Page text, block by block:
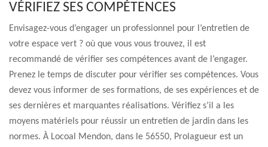
VÉRIFIEZ SES COMPÉTENCES
Envisagez-vous d’engager un professionnel pour l’entretien de
votre espace vert ? où que vous vous trouvez, il est
recommandé de vérifier ses compétences avant de l’engager.
Prenez le temps de discuter pour vérifier ses compétences. Vous
devez vous informer de ses formations, de ses expériences et de
ses dernières et marquantes réalisations. Vérifiez s’il a les
moyens matériels pour réussir un entretien de jardin dans les
normes. À Locoal Mendon, dans le 56550, Prolagueur est un